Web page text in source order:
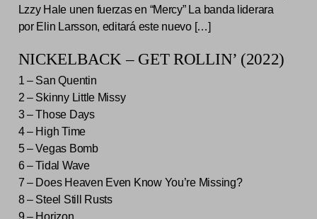
Lzzy Hale unen fuerzas en “Mercy” La banda liderara
por Elin Larsson, editará este nuevo […]
NICKELBACK – GET ROLLIN’ (2022)
1 – San Quentin
2 – Skinny Little Missy
3 – Those Days
4 – High Time
5 – Vegas Bomb
6 – Tidal Wave
7 – Does Heaven Even Know You’re Missing?
8 – Steel Still Rusts
9 – Horizon